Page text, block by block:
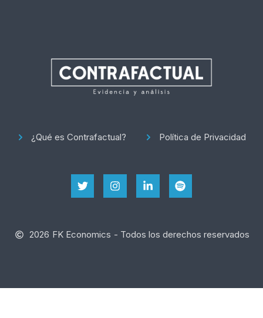
¿Qué es Contrafactual? Política de Privacidad
2026 FK Economics - Todos los derechos reservados